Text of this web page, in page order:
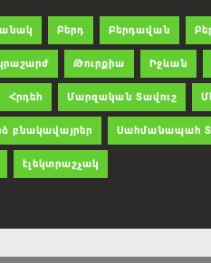
Բերդ Բերդավան
Թուրքիա Իջևան
Հրդեհ Մարզական Տավուշ
բնակավայրեր Սահմանապահ
էլեկտրաշչակ